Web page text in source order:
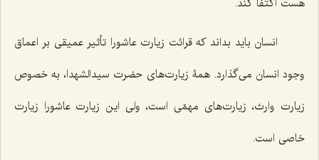
انسان باید بداند که قرائت زیارت عاشورا تأثیر عمیقی بر اعماق
وجود انسان می‌گذارد. همۀ زیارت‌های حضرت سیدالشهدا، به خصوص
زیارت وارث، زیارت‌های مهمّی است، ولی این زیارت عاشورا زیارت
خاصی است.